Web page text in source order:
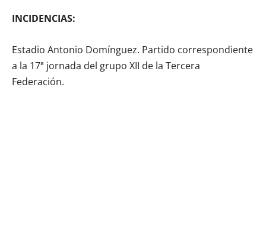
INCIDENCIAS:
Estadio Antonio Domínguez. Partido correspondiente
a la 17ª jornada del grupo XII de la Tercera
Federación.